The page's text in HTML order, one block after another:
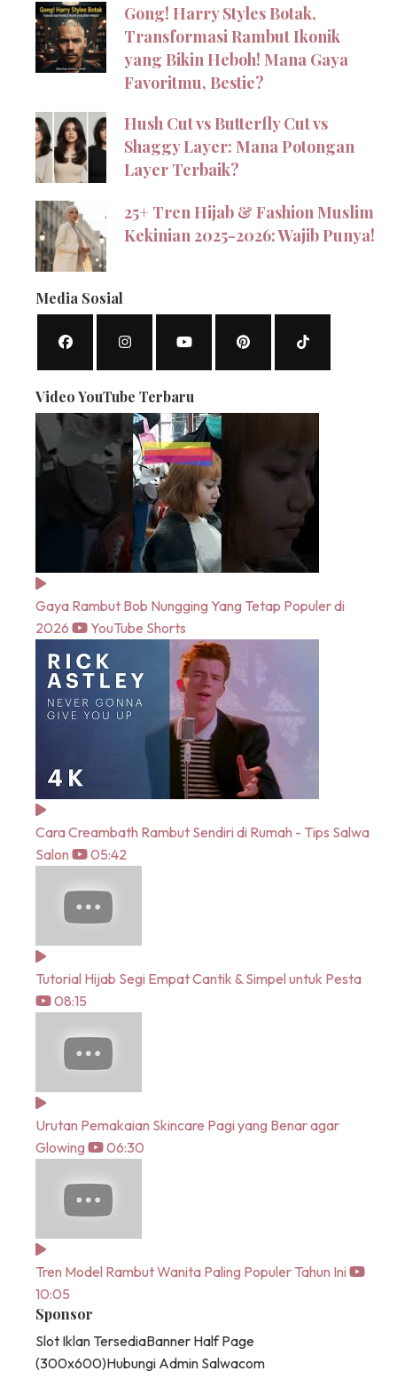
Gong! Harry Styles Botak,
Transformasi Rambut Ikonik
yang Bikin Heboh! Mana Gaya
Favoritmu, Bestie?
Hush Cut vs Butterfly Cut vs
Shaggy Layer: Mana Potongan
Layer Terbaik?
25+ Tren Hijab & Fashion Muslim
Kekinian 2025-2026: Wajib Punya!
Media Sosial
Video YouTube Terbaru
Gaya Rambut Bob Nungging Yang Tetap Populer di
2026
YouTube Shorts
Cara Creambath Rambut Sendiri di Rumah - Tips Salwa
Salon
05:42
Tutorial Hijab Segi Empat Cantik & Simpel untuk Pesta
08:15
Urutan Pemakaian Skincare Pagi yang Benar agar
Glowing
06:30
Tren Model Rambut Wanita Paling Populer Tahun Ini
10:05
Sponsor
Slot Iklan TersediaBanner Half Page
(300x600)Hubungi Admin Salwacom